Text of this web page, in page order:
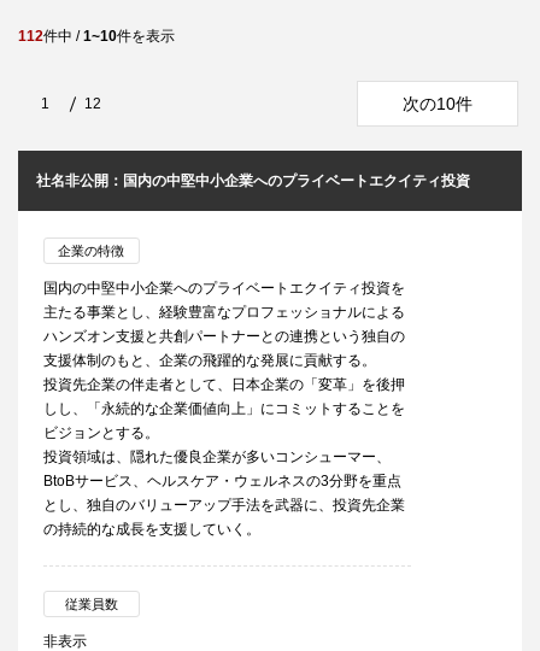
112件中 /1~10件を表示
1 12 次の10件
社名非公開：国内の中堅中小企業へのプライベートエクイティ投資
企業の特徴
国内の中堅中小企業へのプライベートエクイティ投資を
主たる事業とし、経験豊富なプロフェッショナルによる
ハンズオン支援と共創パートナーとの連携という独自の
支援体制のもと、企業の飛躍的な発展に貢献する。
投資先企業の伴走者として、日本企業の「変革」を後押
しし、「永続的な企業価値向上」にコミットすることを
ビジョンとする。
投資領域は、隠れた優良企業が多いコンシューマー、
BtoBサービス、ヘルスケア・ウェルネスの3分野を重点
とし、独自のバリューアップ手法を武器に、投資先企業
の持続的な成長を支援していく。
従業員数
非表示